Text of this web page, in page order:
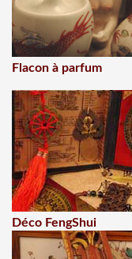
Flacon à parfum
Déco FengShui